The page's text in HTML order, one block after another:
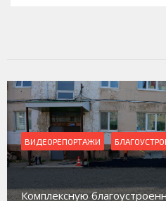
ВИДЕОРЕПОРТАЖИ
Комплексную